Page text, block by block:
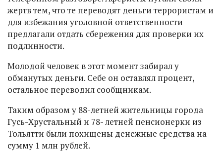
жертв тем, что те переводят деньги террористам и
для избежания уголовной ответственности
предлагали отдать сбережения для проверки их
подлинности.
Молодой человек в этот момент забирал у
обманутых деньги. Себе он оставлял процент,
остальное переводил сообщникам.
Таким образом у 88-летней жительницы города
Гусь-Хрустальный и 78- летней пенсионерки из
Тольятти были похищены денежные средства на
сумму 1 млн рублей.